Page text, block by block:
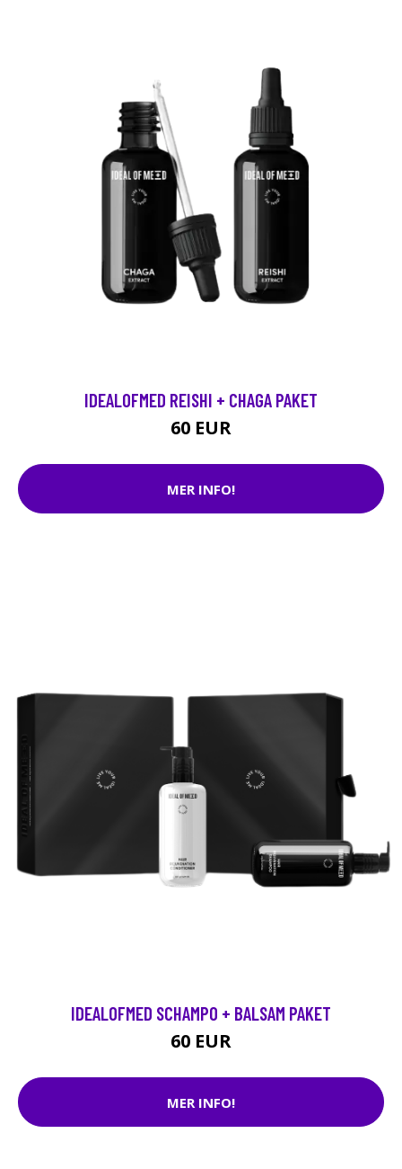
IDEALOFMED REISHI + CHAGA PAKET
60 EUR
MER INFO!
IDEALOFMED SCHAMPO + BALSAM PAKET
60 EUR
MER INFO!